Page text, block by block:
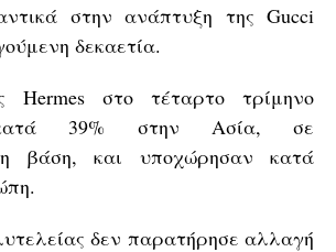
στην ανάπτυξη της Gucci
δεκαετία.
στο τέταρτο τρίμηνο
κατά 39% στην Ασία, σε
βάση, και υποχώρησαν κατά
δεν παρατήρησε αλλαγή